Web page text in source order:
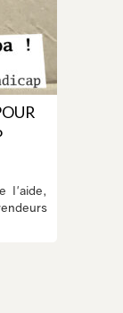
l'aide,